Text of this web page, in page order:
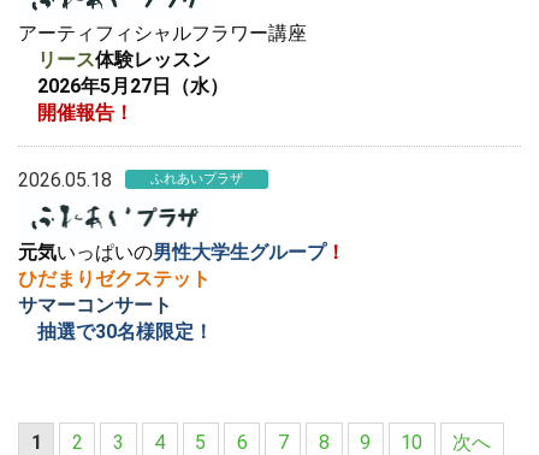
アーティフィシャルフラワー講座
リース体験レッスン
2026年5月27日（水）
開催報告！
2026.05.18 ふれあいプラザ
元気いっぱいの男性大学生グループ！
ひだまりゼクステット
サマーコンサート
抽選で30名様限定！
1 2 3 4 5 6 7 8 9 10 次へ